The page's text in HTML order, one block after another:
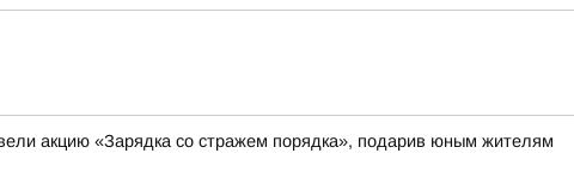
акцию «Зарядка со стражем порядка», подарив юным жителям